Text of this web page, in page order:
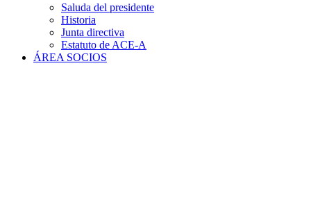
Saluda del presidente
Historia
Junta directiva
Estatuto de ACE-A
ÁREA SOCIOS